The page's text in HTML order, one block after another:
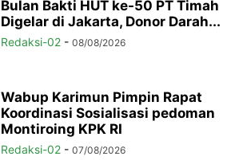
Bulan Bakti HUT ke-50 PT Timah
Digelar di Jakarta, Donor Darah...
Redaksi-02 - 08/08/2026
Wabup Karimun Pimpin Rapat
Koordinasi Sosialisasi pedoman
Montiroing KPK RI
Redaksi-02 - 07/08/2026